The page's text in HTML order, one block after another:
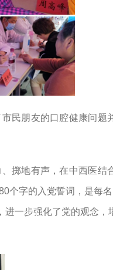
民朋友的口腔健康问题
掷地有声，在中西医结
字的入党誓词，是每名
进一步强化了党的观念